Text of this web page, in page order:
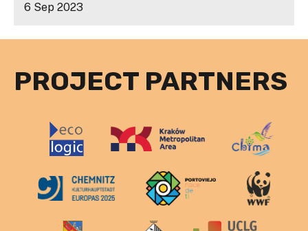
6 Sep 2023
PROJECT PARTNERS